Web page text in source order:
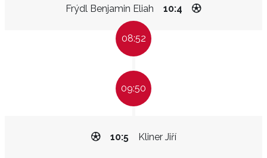
Frýdl Benjamin Eliah 10:4
08:52
09:50
Kliner Jiří
10:5